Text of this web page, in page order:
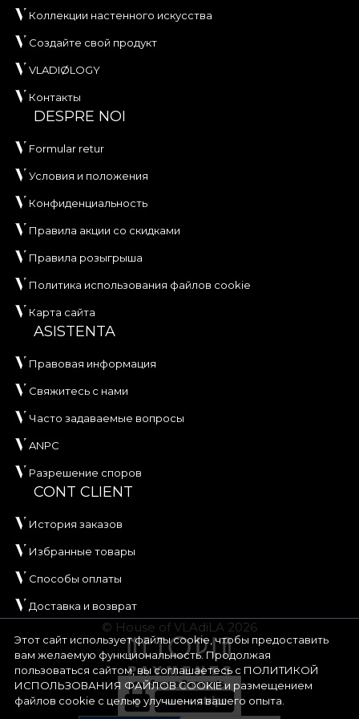
Этот сайт использует файлы cookie, чтобы предоставить
вам желаемую функциональность. Продолжая
пользоваться сайтом, вы соглашаетесь с ПОЛИТИКОЙ
ИСПОЛЬЗОВАНИЯ ФАЙЛОВ COOKIEи размещением
файлов cookie с целью улучшения вашего опыта.
Коллекции настенного искусства
Создайте свой продукт
VLADIØLOGY
Контакты
DESPRE NOI
Formular retur
Условия и положения
Конфиденциальность
Правила акции со скидками
Правила розыгрыша
Политика использования файлов cookie
Карта сайта
ASISTENTA
Правовая информация
Свяжитесь с нами
Часто задаваемые вопросы
ANPC
Разрешение споров
CONT CLIENT
История заказов
Избранные товары
Способы оплаты
Доставка и возврат
© House of VLAdiLA 2026